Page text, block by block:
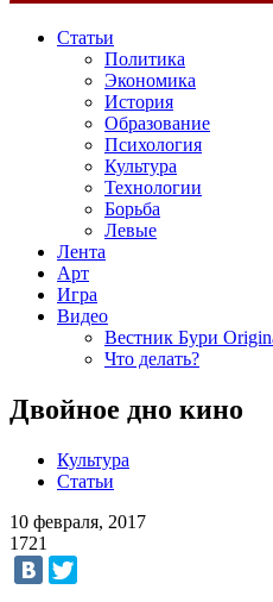
Статьи
Политика
Экономика
История
Образование
Психология
Культура
Технологии
Борьба
Левые
Лента
Арт
Игра
Видео
Вестник Бури
Что делать?
Двойное дно кино
Культура
Статьи
10 февраля, 2017
1721